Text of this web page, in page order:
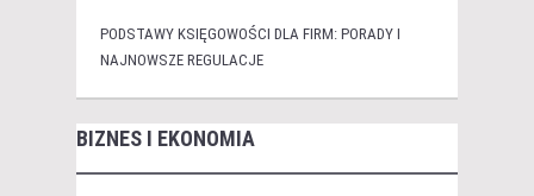
PODSTAWY KSIĘGOWOŚCI DLA FIRM: PORADY I
NAJNOWSZE REGULACJE
BIZNES I EKONOMIA